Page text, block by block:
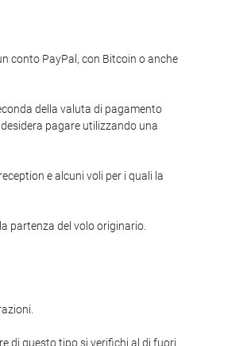
conto PayPal, con Bitcoin o anche
della valuta di pagamento
pagare utilizzando una
e alcuni voli per i quali la
partenza del volo originario.
di questo tipo si verifichi al di fuori